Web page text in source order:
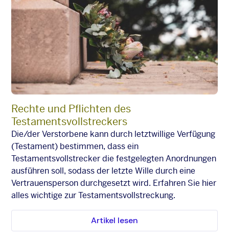
Rechte und Pflichten des
Testamentsvollstreckers
Die/der Verstorbene kann durch letztwillige Verfügung
(Testament) bestimmen, dass ein
Testamentsvollstrecker die festgelegten Anordnungen
ausführen soll, sodass der letzte Wille durch eine
Vertrauensperson durchgesetzt wird. Erfahren Sie hier
alles wichtige zur Testamentsvollstreckung.
Artikel lesen